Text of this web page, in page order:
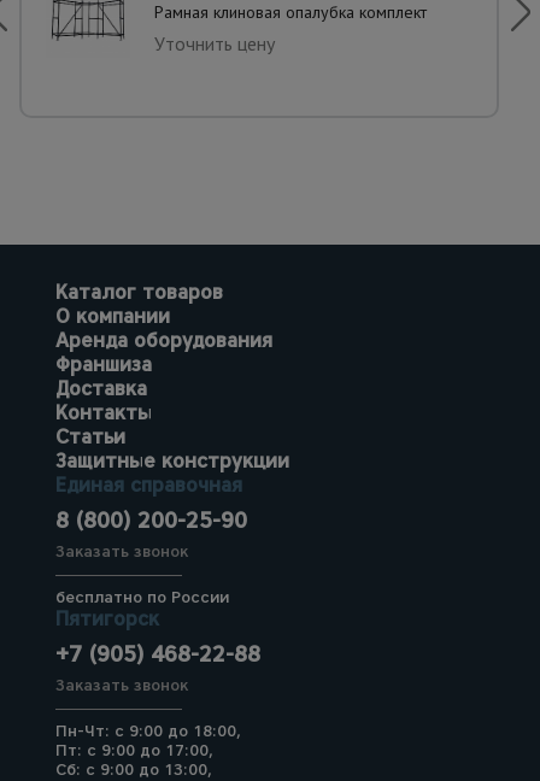
Рамная клиновая опалубка комплект
Уточнить цену
Каталог товаров
О компании
Аренда оборудования
Франшиза
Доставка
Контакты
Статьи
Защитные конструкции
Единая справочная
8 (800) 200-25-90
Заказать звонок
бесплатно по России
Пятигорск
+7 (905) 468-22-88
Заказать звонок
Пн-Чт: с 9:00 до 18:00,
Пт: с 9:00 до 17:00,
Сб: с 9:00 до 13:00,